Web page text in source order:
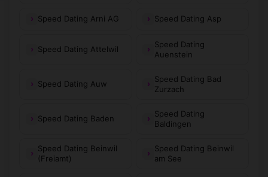
Speed Dating Arni AG Speed Dating Asp
Speed Dating Attelwil
Speed Dating
Auenstein
Speed Dating Auw
Speed Dating Bad
Zurzach
Speed Dating Baden
Speed Dating
Baldingen
Speed Dating Beinwil
(Freiamt)
Speed Dating Beinwil
am See